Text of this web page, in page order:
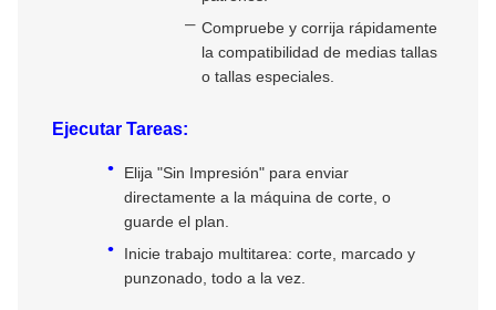
Compruebe y corrija rápidamente
la compatibilidad de medias tallas
o tallas especiales.
Ejecutar Tareas:
Elija "Sin Impresión" para enviar
directamente a la máquina de corte, o
guarde el plan.
Inicie trabajo multitarea: corte, marcado y
punzonado, todo a la vez.